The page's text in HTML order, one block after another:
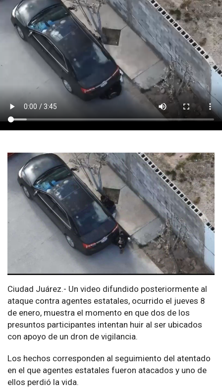
Ciudad Juárez.- Un video difundido posteriormente al
ataque contra agentes estatales, ocurrido el jueves 8
de enero, muestra el momento en que dos de los
presuntos participantes intentan huir al ser ubicados
con apoyo de un dron de vigilancia.
Los hechos corresponden al seguimiento del atentado
en el que agentes estatales fueron atacados y uno de
ellos perdió la vida.